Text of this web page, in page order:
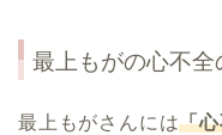
最上もがの心不全
最上もがさんには「